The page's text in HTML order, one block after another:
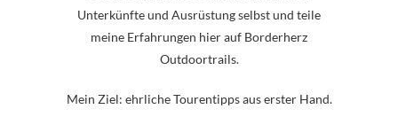
Unterkünfte und Ausrüstung selbst und teile
meine Erfahrungen hier auf Borderherz
Outdoortrails.
Mein Ziel: ehrliche Tourentipps aus erster Hand.